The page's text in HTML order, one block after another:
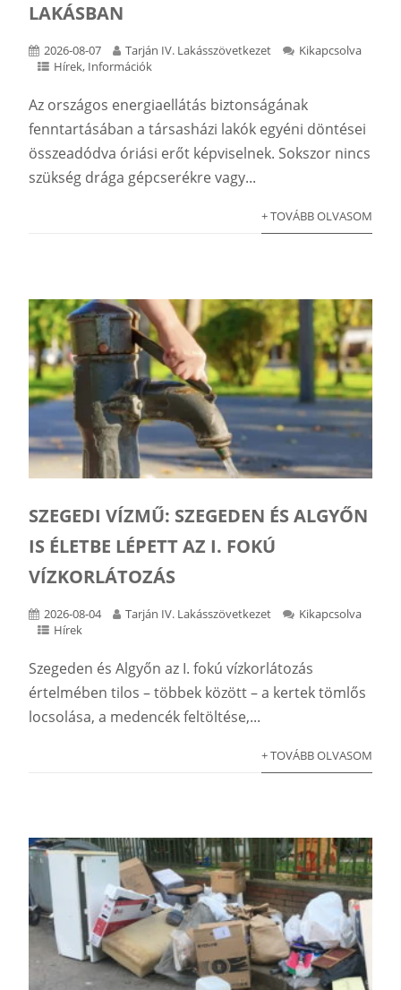
LAKÁSBAN
2026-08-07 Tarján IV. Lakásszövetkezet
Kikapcsolva
Hírek, Információk
Az országos energiaellátás biztonságának
fenntartásában a társasházi lakók egyéni döntései
összeadódva óriási erőt képviselnek. Sokszor nincs
szükség drága gépcserékre vagy...
+ TOVÁBB OLVASOM
SZEGEDI VÍZMŰ: SZEGEDEN ÉS ALGYŐN
IS ÉLETBE LÉPETT AZ I. FOKÚ
VÍZKORLÁTOZÁS
2026-08-04 Tarján IV. Lakásszövetkezet
Kikapcsolva
Hírek
Szegeden és Algyőn az I. fokú vízkorlátozás
értelmében tilos – többek között – a kertek tömlős
locsolása, a medencék feltöltése,...
+ TOVÁBB OLVASOM